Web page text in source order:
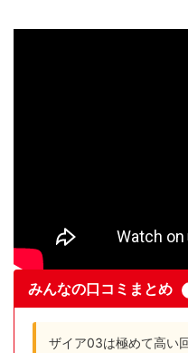
みんなの口コミまとめ
ザイア03は極めて高い